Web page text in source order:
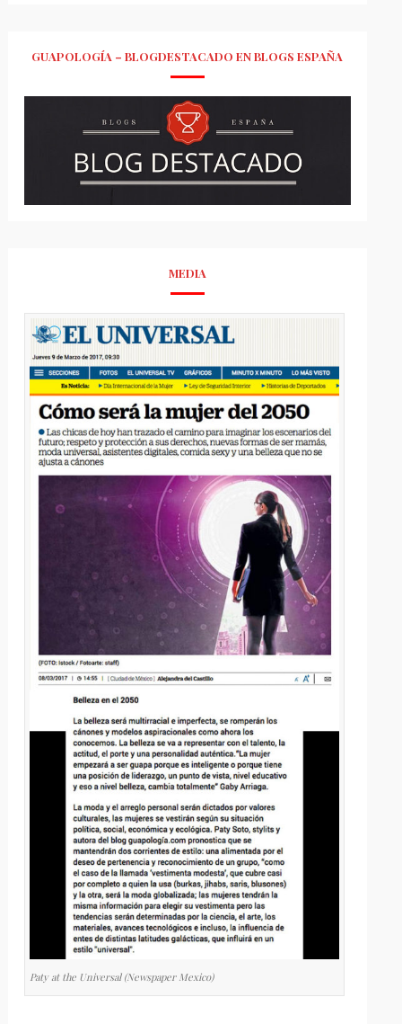
GUAPOLOGÍA – BLOGDESTACADO EN BLOGS ESPAÑA
MEDIA
Paty at the Universal (Newspaper Mexico)